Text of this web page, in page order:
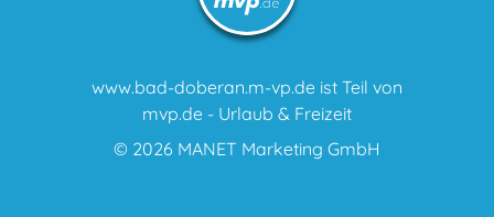
www.bad-doberan.m-vp.de ist Teil von
mvp.de - Urlaub & Freizeit
© 2026 MANET Marketing GmbH